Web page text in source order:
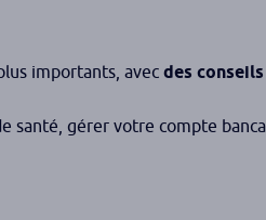
importants, avec des
gérer votre compte